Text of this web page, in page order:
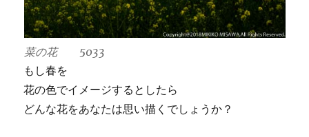
菜の花 5033
もし春を
花の色でイメージするとしたら
どんな花をあなたは思い描くでしょうか？